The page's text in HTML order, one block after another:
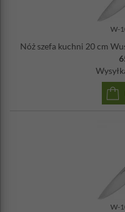
W-
Nóż szefa kuchni 20 cm
W-